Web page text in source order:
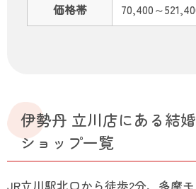
価格帯 70,400～
伊勢丹 立川店にある結
ショップ一覧
JR立川駅北口から徒歩2分、多摩